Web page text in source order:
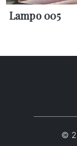
Lampo 005
©